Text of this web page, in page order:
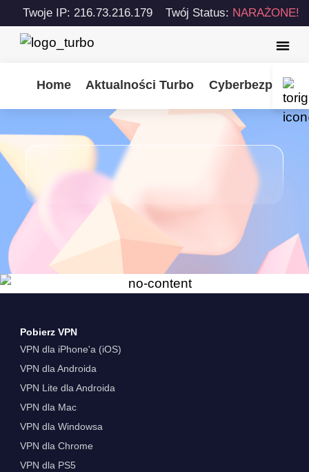
Twoje IP: 216.73.216.179 Twój Status: NARAŻONE!
Home Aktualności Turbo
Pobierz VPN
VPN dla iPhone'a (iOS)
VPN dla Androida
VPN Lite dla Androida
VPN dla Mac
VPN dla Windowsa
VPN dla Chrome
VPN dla PS5